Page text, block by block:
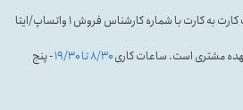
در صورت نیاز به پیش فاکتور و پرداخت کارت به کارت با شماره کارشناس فروش ۱ واتساپ/ایتا
مشتری است. ساعات کاری۸/۳۰ تا ۱۹/۳۰
- پنج